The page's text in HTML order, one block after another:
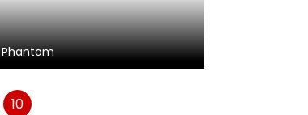
Phantom
10